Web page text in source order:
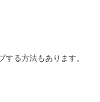
する方法もあります。